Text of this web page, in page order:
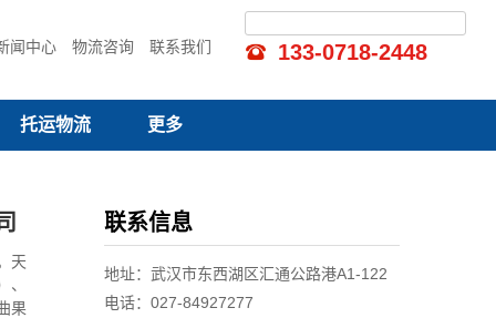
133-0718-2448
闻中心 物流咨询 联系我们
托运物流 更多
天
果
联系信息
地址：武汉市东西湖区汇通公路港A1-122
电话：027-84927277